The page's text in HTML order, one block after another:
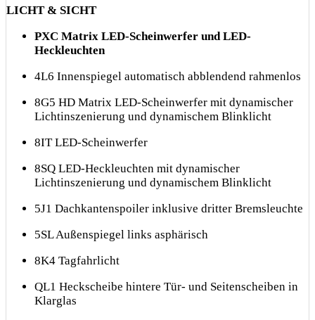
LICHT & SICHT
PXC Matrix LED-Scheinwerfer und LED-
Heckleuchten
4L6 Innenspiegel automatisch abblendend rahmenlos
8G5 HD Matrix LED-Scheinwerfer mit dynamischer
Lichtinszenierung und dynamischem Blinklicht
8IT LED-Scheinwerfer
8SQ LED-Heckleuchten mit dynamischer
Lichtinszenierung und dynamischem Blinklicht
5J1 Dachkantenspoiler inklusive dritter Bremsleuchte
5SL Außenspiegel links asphärisch
8K4 Tagfahrlicht
QL1 Heckscheibe hintere Tür- und Seitenscheiben in
Klarglas